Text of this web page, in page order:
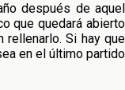
después de aquel
que quedará abierto
rellenarlo. Si hay que
en el último partido